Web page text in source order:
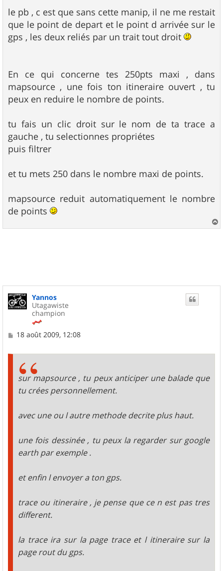
le pb , c est que sans cette manip, il ne me restait
que le point de depart et le point d arrivée sur le
gps , les deux reliés par un trait tout droit
En ce qui concerne tes 250pts maxi , dans
mapsource , une fois ton itineraire ouvert , tu
peux en reduire le nombre de points.
tu fais un clic droit sur le nom de ta trace a
gauche , tu selectionnes propriétes
puis filtrer
et tu mets 250 dans le nombre maxi de points.
mapsource reduit automatiquement le nombre
de points
a
Yannos
Utagawiste
champion
M18 août 2009, 12:08
sur mapsource , tu peux anticiper une balade que
tu crées personnellement.
avec une ou l autre methode decrite plus haut.
une fois dessinée , tu peux la regarder sur google
earth par exemple .
et enfin l envoyer a ton gps.
trace ou itineraire , je pense que ce n est pas tres
different.
la trace ira sur la page trace et l itineraire sur la
page rout du gps.